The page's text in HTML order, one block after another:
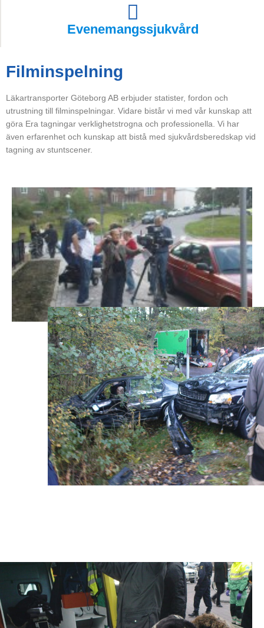
Evenemangssjukvård
Filminspelning
Läkartransporter Göteborg AB erbjuder statister, fordon och
utrustning till filminspelningar. Vidare bistår vi med vår kunskap att
göra Era tagningar verklighetstrogna och professionella. Vi har
även erfarenhet och kunskap att bistå med sjukvårdsberedskap vid
tagning av stuntscener.